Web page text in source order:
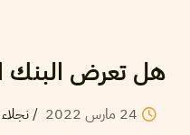
هل تعرض البنك
24 مارس 2022
/